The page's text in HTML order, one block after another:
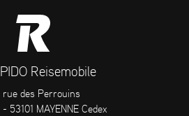
Reisemobile
rue des Perrouins
53101 MAYENNE Cedex